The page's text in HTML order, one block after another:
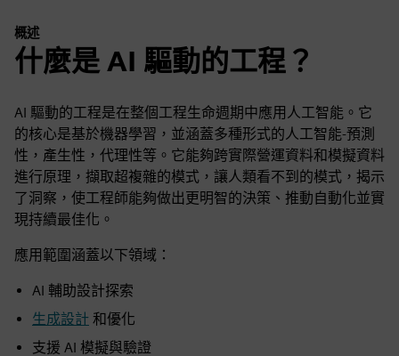
概述
什麼是 AI 驅動的工程？
AI 驅動的工程是在整個工程生命週期中應用人工智能。它
的核心是基於機器學習，並涵蓋多種形式的人工智能-預測
性，產生性，代理性等。它能夠跨實際營運資料和模擬資料
進行原理，擷取超複雜的模式，讓人類看不到的模式，揭示
了洞察，使工程師能夠做出更明智的決策、推動自動化並實
現持續最佳化。
應用範圍涵蓋以下領域：
AI 輔助設計探索
生成設計 和優化
支援 AI 模擬與驗證